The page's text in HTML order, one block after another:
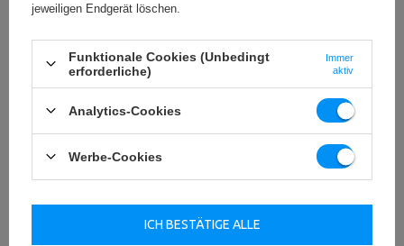
WICHTIGE SICHERHEITSHINWEISE
jeweiligen Endgerät löschen.
Funktionale Cookies (Unbedingt
erforderliche)
Immer
aktiv
Analytics-Cookies
Werbe-Cookies
ICH BESTÄTIGE ALLE